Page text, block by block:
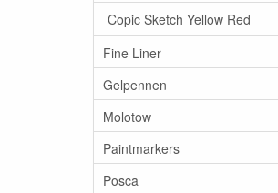
Copic Sketch Yellow Red
Fine Liner
Gelpennen
Molotow
Paintmarkers
Posca